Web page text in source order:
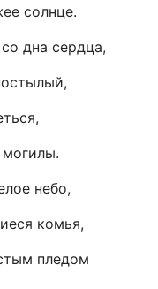
солнце.
дна сердца,
небо,
комья,
пледом